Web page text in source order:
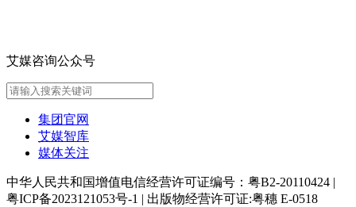
艾媒咨询公众号
集团官网
艾媒智库
媒体关注
中华人民共和国增值电信经营许可证编号：粤B2-20110424 |
粤ICP备2023121053号-1 | 出版物经营许可证:粤穗 E-0518